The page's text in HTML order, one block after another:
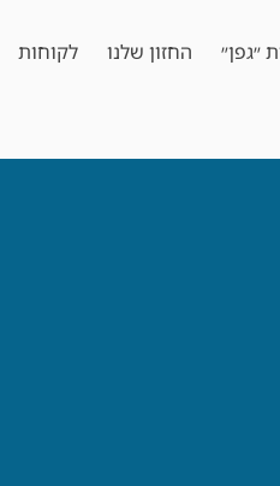
״גפן״ החזון שלנו לקוחות